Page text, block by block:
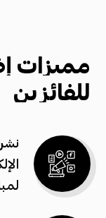
مميزات
للفائزين